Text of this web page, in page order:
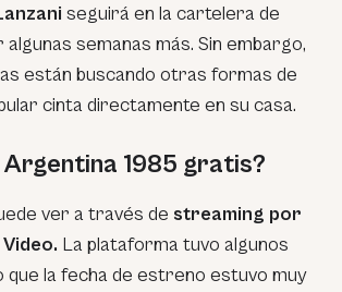
seguirá en la cartelera de
semanas más. Sin embargo,
están buscando otras formas de
cinta directamente en su casa.
1985 gratis?
ver a través de streaming por
La plataforma tuvo algunos
que la fecha de estreno estuvo muy